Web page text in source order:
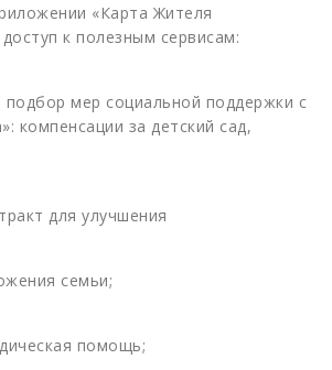
«Карта Жителя
к полезным сервисам:
подбор мер социальной поддержки с
компенсации за детский сад,
для улучшения
семьи;
помощь;